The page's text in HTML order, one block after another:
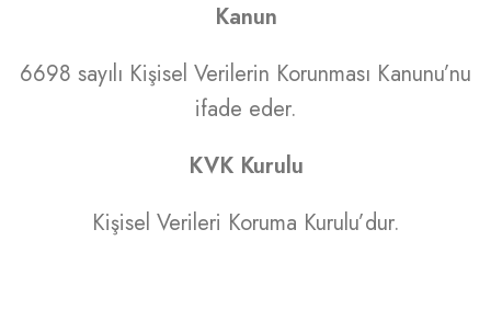
Kanun
6698 sayılı Kişisel Verilerin Korunması Kanunu’nu
ifade eder.
KVK Kurulu
Kişisel Verileri Koruma Kurulu’dur.